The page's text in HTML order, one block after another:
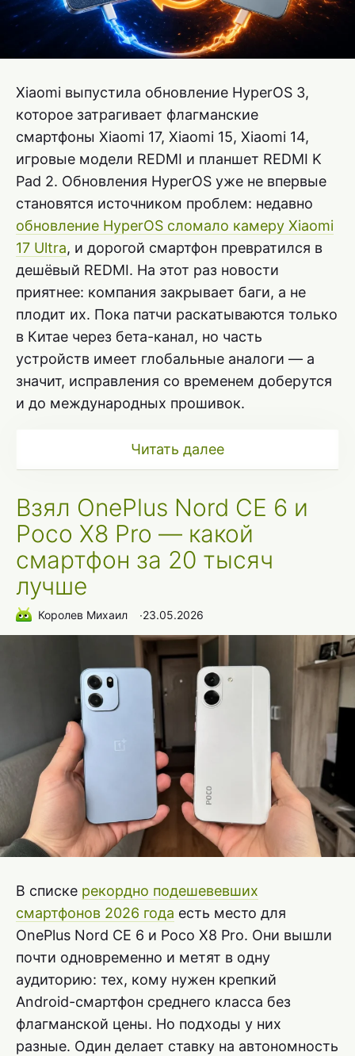
Xiaomi выпустила обновление HyperOS 3,
которое затрагивает флагманские
смартфоны Xiaomi 17, Xiaomi 15, Xiaomi 14,
игровые модели REDMI и планшет REDMI K
Pad 2. Обновления HyperOS уже не впервые
становятся источником проблем: недавно
обновление HyperOS сломало камеру Xiaomi
17 Ultra, и дорогой смартфон превратился в
дешёвый REDMI. На этот раз новости
приятнее: компания закрывает баги, а не
плодит их. Пока патчи раскатываются только
в Китае через бета-канал, но часть
устройств имеет глобальные аналоги — а
значит, исправления со временем доберутся
и до международных прошивок.
Читать далее
Взял OnePlus Nord CE 6 и
Poco X8 Pro — какой
смартфон за 20 тысяч
лучше
Королев Михаил ∙23.05.2026
В списке рекордно подешевевших
смартфонов 2026 года есть место для
OnePlus Nord CE 6 и Poco X8 Pro. Они вышли
почти одновременно и метят в одну
аудиторию: тех, кому нужен крепкий
Android-смартфон среднего класса без
флагманской цены. Но подходы у них
разные. Один делает ставку на автономность